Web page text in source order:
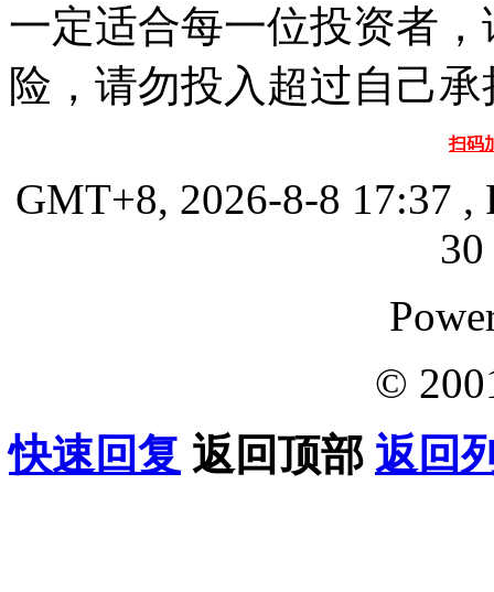
一定适合每一位投资者
险，请勿投入超过自己
扫码
GMT+8, 2026-8-8 17:37 ,
30
©
快速回复 返回顶部 返回